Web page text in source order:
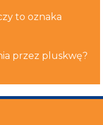
to oznaka
przez pluskwę?